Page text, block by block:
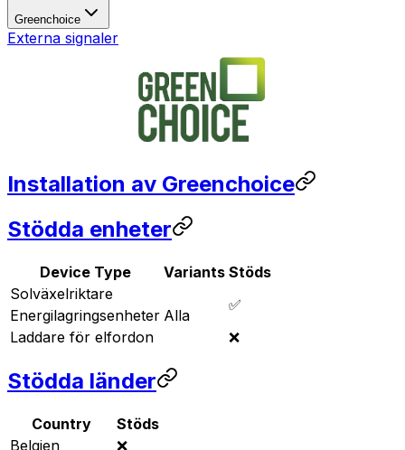
Greenchoice
Externa signaler
Installation av Greenchoice
Stödda enheter
Device Type Variants Stöds
Solväxelriktare
Alla
✅
Energilagringsenheter
Laddare för elfordon
❌
Stödda länder
Country
Stöds
Belgien
❌